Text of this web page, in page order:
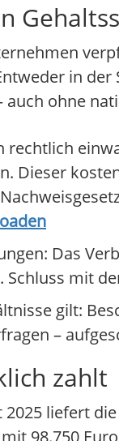
in
auch ohne
rechtlich
Dieser
Das
mit
gilt:
–
zahlt
liefert